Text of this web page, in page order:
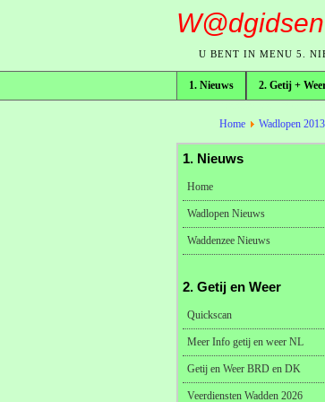
U BENT IN MENU 5.
1. Nieuws 2. Getij +
Home Wadlopen
1. Nieuws
Home
Wadlopen Nieuws
Waddenzee Nieuws
2. Getij en Weer
Quickscan
Meer Info getij en weer NL
Getij en Weer BRD en DK
Veerdiensten Wadden 2026